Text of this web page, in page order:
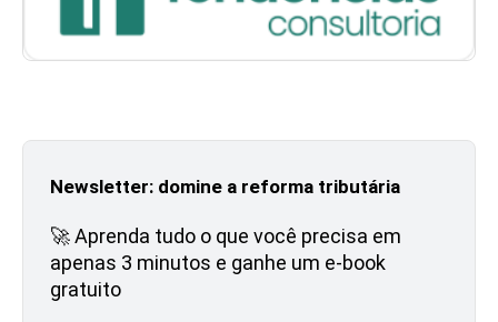
Newsletter: domine a reforma tributária
🚀 Aprenda tudo o que você precisa em
apenas 3 minutos e ganhe um e-book
gratuito